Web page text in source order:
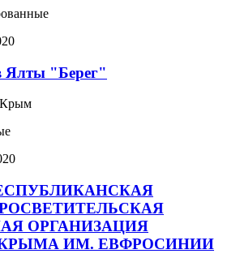
Ялты "Берег"
Крым
ОРГАНИЗАЦИЯ
ИМ. ЕВФРОСИНИИ